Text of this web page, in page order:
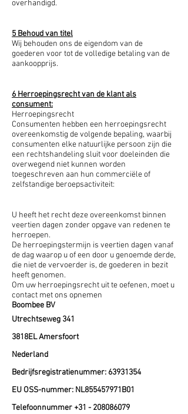
overhandigd.
5 Behoud van titel
Wij behouden ons de eigendom van de
goederen voor tot de volledige betaling van de
aankoopprijs.
6 Herroepingsrecht van de klant als
consument:
Herroepingsrecht
Consumenten hebben een herroepingsrecht
overeenkomstig de volgende bepaling, waarbij
consumenten elke natuurlijke persoon zijn die
een rechtshandeling sluit voor doeleinden die
overwegend niet kunnen worden
toegeschreven aan hun commerciële of
zelfstandige beroepsactiviteit:
U heeft het recht deze overeenkomst binnen
veertien dagen zonder opgave van redenen te
herroepen.
De herroepingstermijn is veertien dagen vanaf
de dag waarop u of een door u genoemde derde,
die niet de vervoerder is, de goederen in bezit
heeft genomen.
Om uw herroepingsrecht uit te oefenen, moet u
contact met ons opnemen
Boombee BV
Utrechtseweg 341
3818EL Amersfoort
Nederland
Bedrijfsregistratienummer: 63931354
EU OSS-nummer: NL855457971B01
Telefoonnummer +31 - 208086079